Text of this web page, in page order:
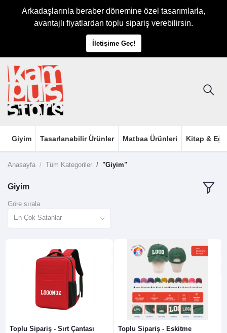
Arkadaşlarınla beraber dönemine özel tasarımlarla,
avantajlı fiyatlardan toplu sipariş verebilirsin.
İletişime Geç!
Giyim Tasarlanabilir Ürünler Matbaa Ürünleri Kitap &
Anasayfa Tüm Kategoriler "Giyim"
Giyim
Göre sırala
En Çok Satanlar
Toplu Sipariş - Sırt Çantası
Toplu Sipariş - Eskitme